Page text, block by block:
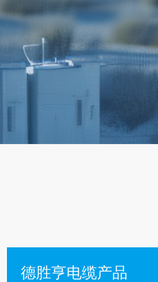
德胜亨电缆产品